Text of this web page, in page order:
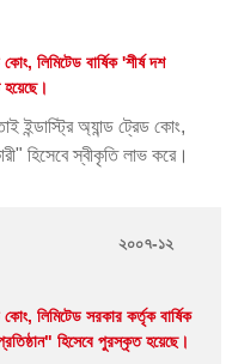
লিমিটেড বার্ষিক 'শীর্ষ দশ
ইন্ডাস্ট্রি অ্যান্ড ট্রেড কোং,
হিসেবে স্বীকৃতি লাভ করে।
২০০৭-১২
লিমিটেড সরকার কর্তৃক বার্ষিক
হিসেবে পুরস্কৃত হয়েছে।